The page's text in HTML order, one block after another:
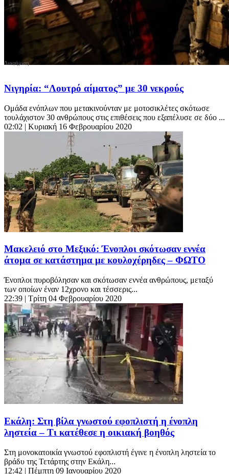
Νιγηρία: “Λουτρό αίματος” με 30 νεκρούς
Ομάδα ενόπλων που μετακινούνταν με μοτοσικλέτες σκότωσε
τουλάχιστον 30 ανθρώπους στις επιθέσεις που εξαπέλυσε σε δύο ...
02:02 | Κυριακή 16 Φεβρουαρίου 2020
Μακελειό στο Μεξικό: Ένοπλοι σκότωσαν εννέα
άτομα σε κατάστημα με κουλοχέρηδες – ΦΩΤΟ
Ένοπλοι πυροβόλησαν και σκότωσαν εννέα ανθρώπους, μεταξύ
των οποίων έναν 12χρονο και τέσσερις...
22:39 | Τρίτη 04 Φεβρουαρίου 2020
Εκάλη: Στη βίλα γνωστού εφοπλιστή η ένοπλη
ληστεία – Τι κατέθεσε η οικιακή βοηθός
Στη μονοκατοικία γνωστού εφοπλιστή έγινε η ένοπλη ληστεία το
βράδυ της Τετάρτης στην Εκάλη...
12:42 | Πέμπτη 09 Ιανουαρίου 2020